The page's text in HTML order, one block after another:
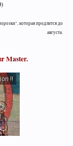
которая продлится до
августа.
Master.